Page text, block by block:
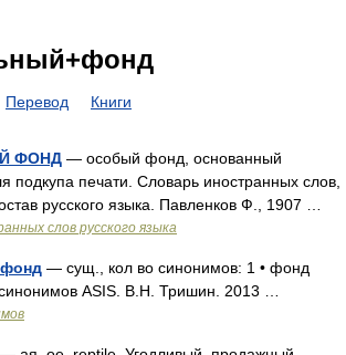
Перевод Книги
ФОНД — особый фонд, основанный
подкупа печати. Словарь иностранных слов,
русского языка. Павленков Ф., 1907 …
слов русского языка
— сущ., кол во синонимов: 1 • фонд
ASIS. В.Н. Тришин. 2013 …